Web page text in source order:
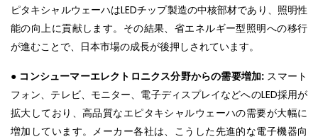
ピタキシャルウェーハはLEDチップ製造の中核部材であり、照明性
能の向上に貢献します。その結果、省エネルギー型照明への移行
が進むことで、日本市場の成長が後押しされています。
● コンシューマーエレクトロニクス分野からの需要増加: スマート
フォン、テレビ、モニター、電子ディスプレイなどへのLED採用が
拡大しており、高品質なエピタキシャルウェーハの需要が大幅に
増加しています。メーカー各社は、こうした先進的な電子機器向